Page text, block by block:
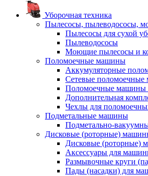
Уборочная техника
Пылесосы, пылеводососы,
Пылесосы для сухой
Пылеводососы
Моющие пылесосы и
Поломоечные машины
Аккумуляторные
Сетевые
Поломоечные машины
Дополнительная
Чехлы для
Подметальные машины
Подметально-
Дисковые (роторные)
Дисковые (роторные)
Аксессуары для
Размывочные круги
Пады (насадки) для